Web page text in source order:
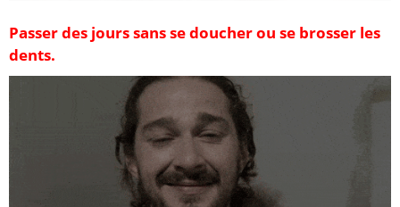
Passer des jours sans se doucher ou se brosser les
dents.